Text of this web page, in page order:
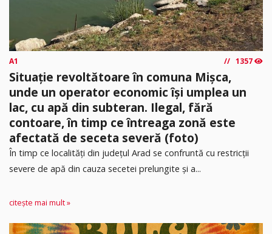
A1 1357
Situație revoltătoare în comuna Mișca,
unde un operator economic își umplea un
lac, cu apă din subteran. Ilegal, fără
contoare, în timp ce întreaga zonă este
afectată de seceta severă (foto)
În timp ce localități din județul Arad se confruntă cu restricții
severe de apă din cauza secetei prelungite și a...
citește mai mult »